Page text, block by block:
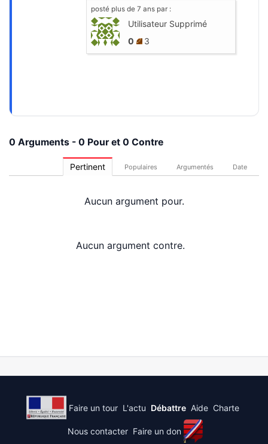
posté plus de 7 ans par :
Utilisateur Supprimé
0
3
0 Arguments - 0 Pour et 0 Contre
Pertinent Populaires Argumentés Date
Aucun argument pour.
Aucun argument contre.
Faire un tour L'actu Débattre Aide Charte
Nous contacter Faire un don